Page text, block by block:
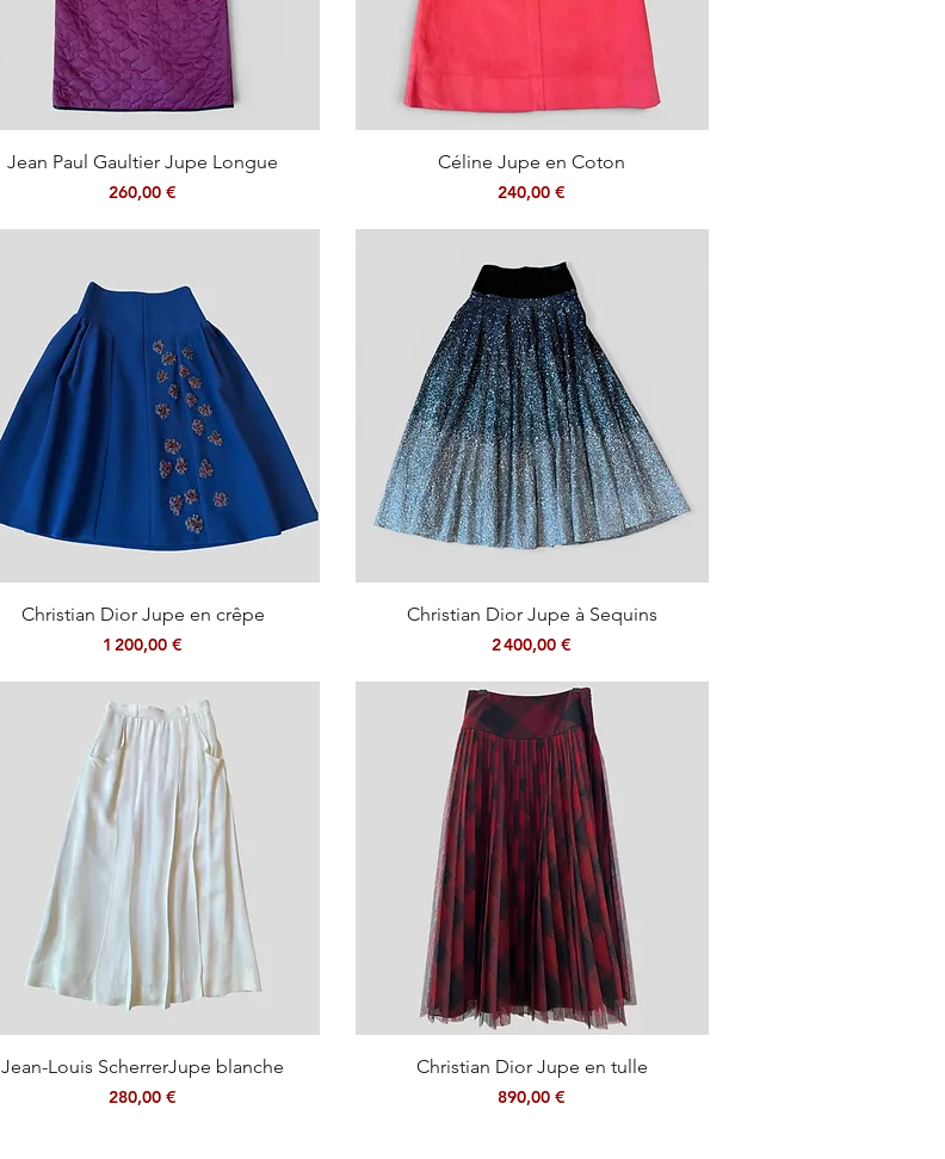
Aperçu rapide
Jean Paul Gaultier Jupe Longue
Prix
260,00 €
Aperçu rapide
Céline Jupe en Coton
Prix
240,00 €
Aperçu rapide
Christian Dior Jupe en crêpe
Prix
1 200,00 €
Aperçu rapide
Christian Dior Jupe à Sequins
Prix
2 400,00 €
Aperçu rapide
Jean-Louis ScherrerJupe blanche
Prix
280,00 €
Aperçu rapide
Christian Dior Jupe en tulle
Prix
890,00 €